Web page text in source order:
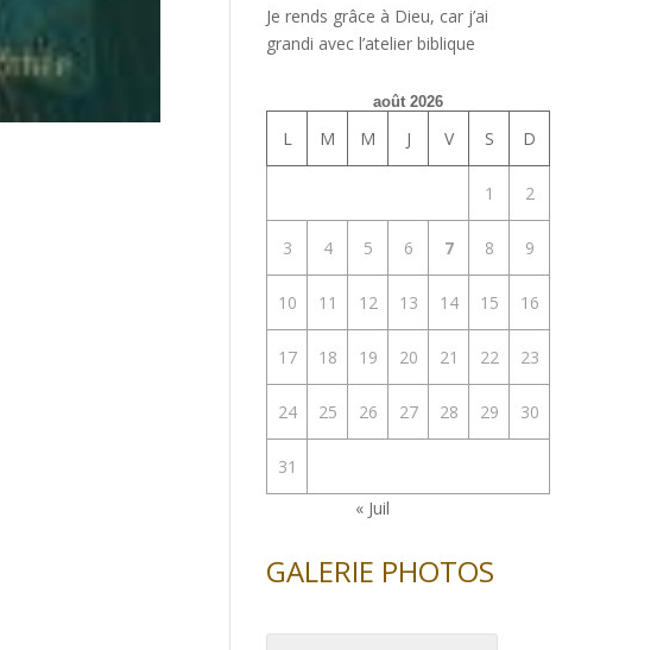
Je rends grâce à Dieu, car j’ai
grandi avec l’atelier biblique
août 2026
L M M J V S D
1 2
3 4 5 6 7 8 9
10 11 12 13 14 15 16
17 18 19 20 21 22 23
24 25 26 27 28 29 30
31
« Juil
GALERIE PHOTOS